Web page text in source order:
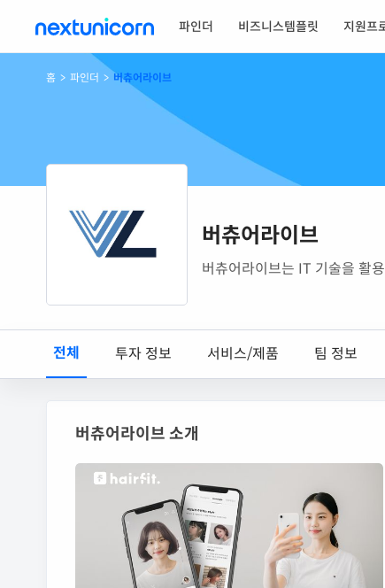
파인더 비즈니스템플릿 지원프
홈 > 파인더 > 버츄어라이브
버츄어라이브
버츄어라이브는 IT 기술을 활
전체 투자 정보 서비스/제품 팀 정보
버츄어라이브 소개